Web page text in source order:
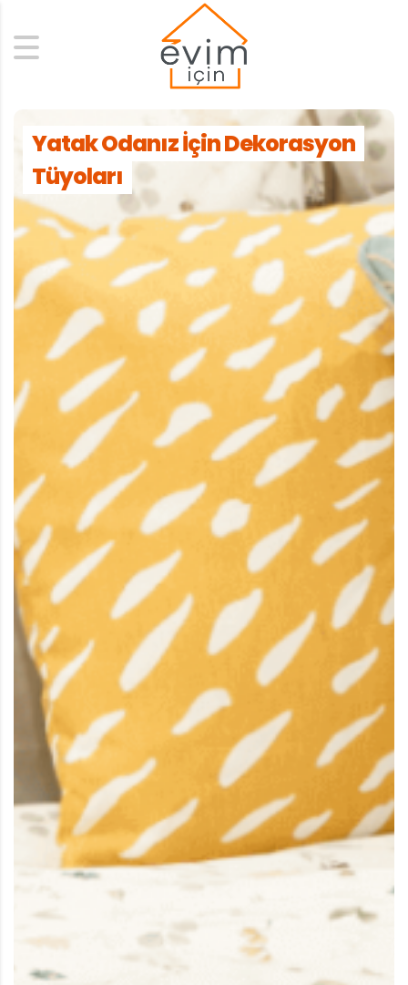
Search
Yatak Odanız İçin Dekorasyon
Tüyoları